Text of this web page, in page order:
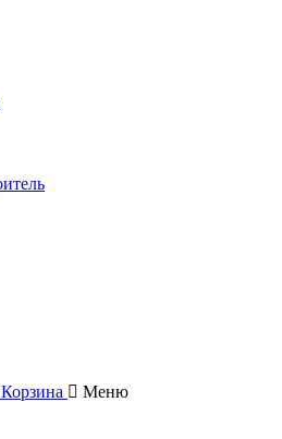
Корзина Меню